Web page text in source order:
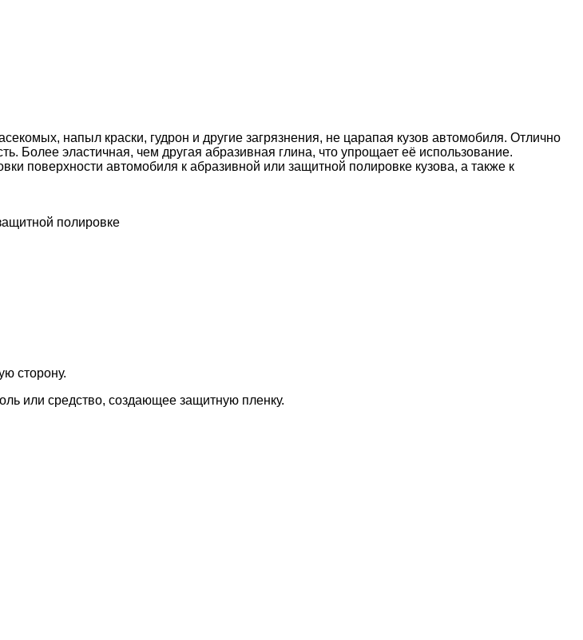
напыл краски, гудрон и другие загрязнения, не царапая кузов автомобиля. Отлично
Более эластичная, чем другая абразивная глина, что упрощает её использование.
поверхности автомобиля к абразивной или защитной полировке кузова, а также к
полировке
сторону.
или средство, создающее защитную пленку.